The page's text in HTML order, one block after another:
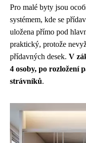
Pro malé byty jsou
systémem, kde se
uložena přímo pod
praktický, protože
přídavných desek. V
4 osoby, po rozložení
strávníků.